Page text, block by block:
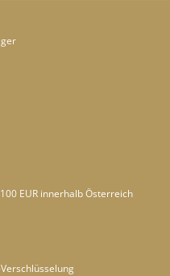
EUR innerhalb Österreich